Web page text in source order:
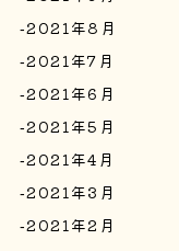
2021年8月
2021年7月
2021年6月
2021年5月
2021年4月
2021年3月
2021年2月